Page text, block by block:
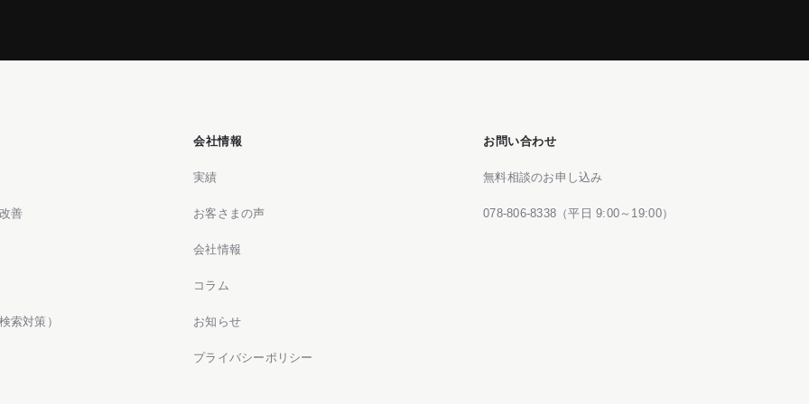
善
索対策）
会社情報
実績
お客さまの声
会社情報
コラム
お知らせ
プライバシーポリシー
お問い合わせ
無料相談のお申し込み
078-806-8338（平日 9:00～19:00）